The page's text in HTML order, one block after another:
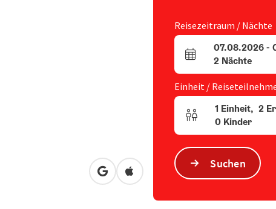
in Google Maps öffnen
in Apple Maps öffnen
Reisezeitraum / Nächte
An- und Abreisefelder
07.08.2026-
2 Nächte
Einheit /
Einheitenanzahl und
1 Einheit, 2
0 Kinder
Suchen